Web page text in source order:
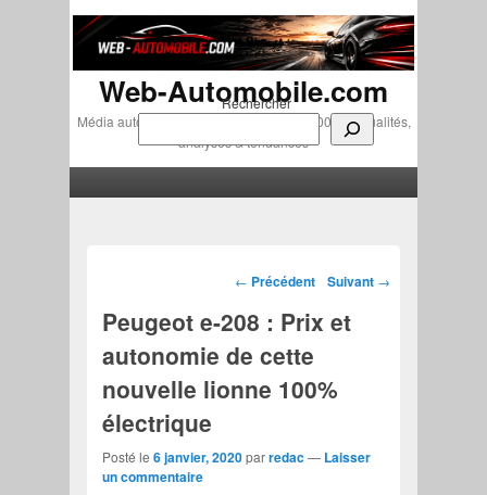
Rechercher
Web-Automobile.com
Média automobile indépendant depuis 2007 • Actualités,
analyses & tendances
Navigation des articles
← Précédent Suivant →
Peugeot e-208 : Prix et
autonomie de cette
nouvelle lionne 100%
électrique
Posté le6 janvier, 2020parredac— Laisser
un commentaire